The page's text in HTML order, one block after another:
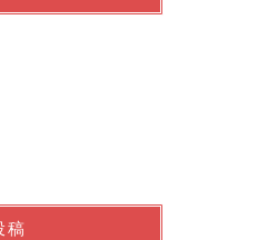
稿